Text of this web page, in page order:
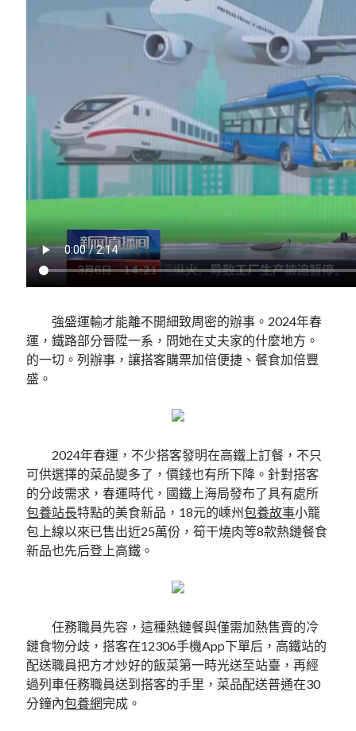
強盛運輸才能離不開細致周密的辦事。2024年春
運，鐵路部分晉陞一系，問她在丈夫家的什麼地方。
的一切。列辦事，讓搭客購票加倍便捷、餐食加倍豐
盛。
2024年春運，不少搭客發明在高鐵上訂餐，不只
可供選擇的菜品變多了，價錢也有所下降。針對搭客
的分歧需求，春運時代，國鐵上海局發布了具有處所
包養站長特點的美食新品，18元的嵊州包養故事小籠
包上線以來已售出近25萬份，筍干燒肉等8款熱鏈餐食
新品也先后登上高鐵。
任務職員先容，這種熱鏈餐與僅需加熱售賣的冷
鏈食物分歧，搭客在12306手機App下單后，高鐵站的
配送職員把方才炒好的飯菜第一時光送至站臺，再經
過列車任務職員送到搭客的手里，菜品配送普通在30
分鐘內包養網完成。